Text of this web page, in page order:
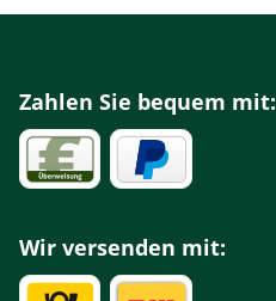
Zahlen Sie bequem mit:
Wir versenden mit: